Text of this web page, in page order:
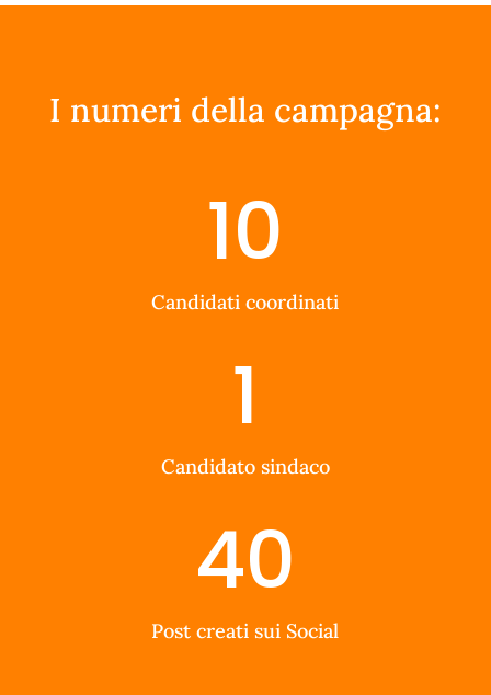
I numeri della campagna:
10
Candidati coordinati
1
Candidato sindaco
40
Post creati sui Social